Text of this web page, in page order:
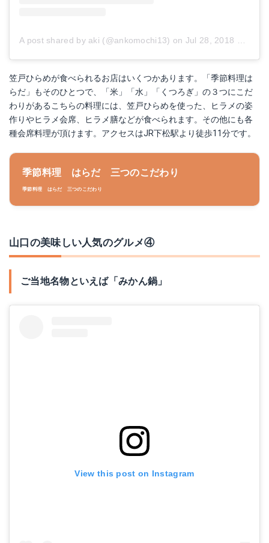
A post shared by aki (@ankomochi13) on Jul 28, 2018 at 10:10pm PDT
笠戸ひらめが食べられるお店はいくつかあります。「季節料理は
らだ」もそのひとつで、「米」「水」「くつろぎ」の３つにこだ
わりがあるこちらの料理には、笠戸ひらめを使った、ヒラメの姿
作りやヒラメ会席、ヒラメ膳などが食べられます。その他にも各
種会席料理が頂けます。アクセスはJR下松駅より徒歩11分です。
季節料理 はらだ 三つのこだわり
季節料理 はらだ 三つのこだわり
山口の美味しい人気のグルメ④
ご当地名物といえば「みかん鍋」
View this post on Instagram